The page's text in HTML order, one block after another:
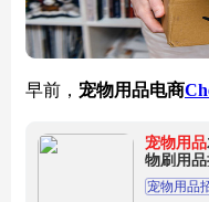
早前， 宠物用品电商
宠物用品
物刷用
宠物用品